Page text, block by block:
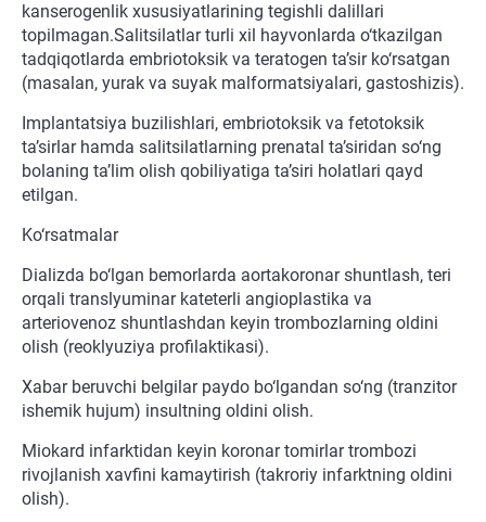
kanserogenlik xususiyatlarining tegishli dalillari
topilmagan.Salitsilatlar turli xil hayvonlarda o‘tkazilgan
tadqiqotlarda embriotoksik va teratogen ta’sir ko‘rsatgan
(masalan, yurak va suyak malformatsiyalari, gastoshizis).
Implantatsiya buzilishlari, embriotoksik va fetotoksik
ta’sirlar hamda salitsilatlarning prenatal ta’siridan so‘ng
bolaning ta’lim olish qobiliyatiga ta’siri holatlari qayd
etilgan.
Ko‘rsatmalar
Dializda bo‘lgan bemorlarda aortakoronar shuntlash, teri
orqali translyuminar kateterli angioplastika va
arteriovenoz shuntlashdan keyin trombozlarning oldini
olish (reoklyuziya profilaktikasi).
Xabar beruvchi belgilar paydo bo‘lgandan so‘ng (tranzitor
ishemik hujum) insultning oldini olish.
Miokard infarktidan keyin koronar tomirlar trombozi
rivojlanish xavfini kamaytirish (takroriy infarktning oldini
olish).